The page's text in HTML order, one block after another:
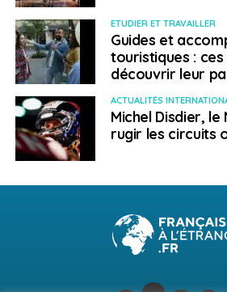
norvégophones qui échangent
autour de thèmes de discussion
; une véritable invitation au voyage
interculturels !
SUJETS ASSOCIÉS: FRANSK KULTURHUS
PARTENAIRES
PARTIR EN SCANDINAVIE
A SUIVRE
tremplin vers la mobilité
TotalEnergies au Qatar
Français à l'étranger
ETUDIER ET TRAVAILLER
Guides et
touristiques :
découvrir leur
ACTUALITÉS
Michel Disdier,
rugir les circuits